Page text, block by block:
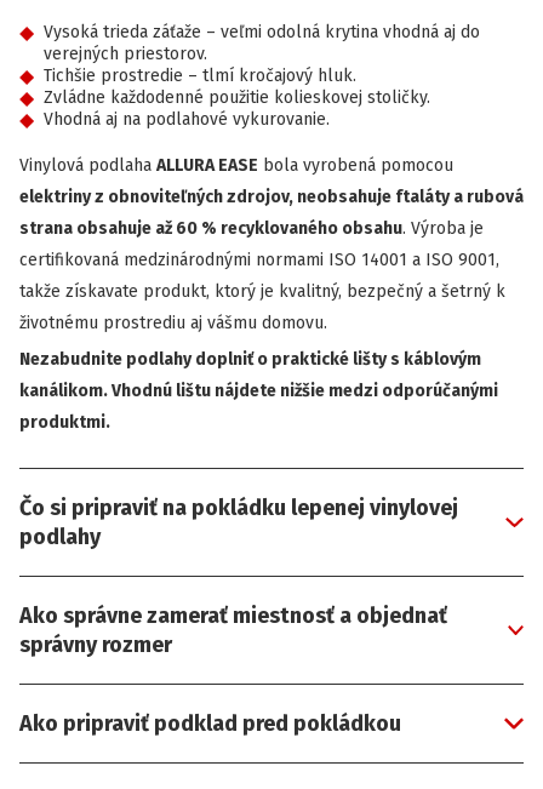
Vysoká trieda záťaže – veľmi odolná krytina vhodná aj do
verejných priestorov.
Tichšie prostredie – tlmí kročajový hluk.
Zvládne každodenné použitie kolieskovej stoličky.
Vhodná aj na podlahové vykurovanie.
Vinylová podlaha ALLURA EASE bola vyrobená pomocou
elektriny z obnoviteľných zdrojov, neobsahuje ftaláty a rubová
strana obsahuje až 60 % recyklovaného obsahu. Výroba je
certifikovaná medzinárodnými normami ISO 14001 a ISO 9001,
takže získavate produkt, ktorý je kvalitný, bezpečný a šetrný k
životnému prostrediu aj vášmu domovu.
Nezabudnite podlahy doplniť o praktické lišty s káblovým
kanálikom. Vhodnú lištu nájdete nižšie medzi odporúčanými
produktmi.
Čo si pripraviť na pokládku lepenej vinylovej
podlahy
Ako správne zamerať miestnosť a objednať
správny rozmer
Ako pripraviť podklad pred pokládkou